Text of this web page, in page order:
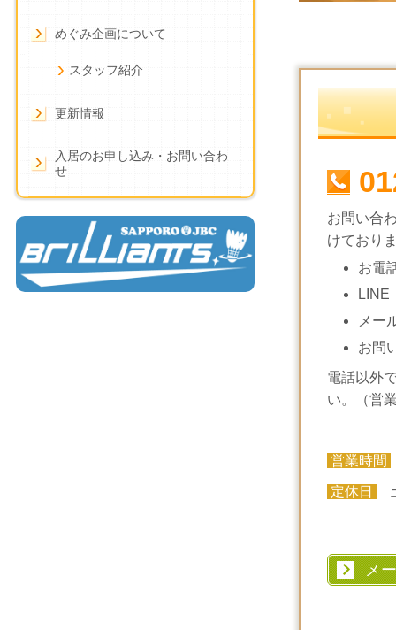
お問い合
けており
お電
LINE
メー
お問
電話以外
い。（営
営業時間
定休日
メ
めぐみ企画について
スタッフ紹介
更新情報
入居のお申し込み・お問い合わ
せ